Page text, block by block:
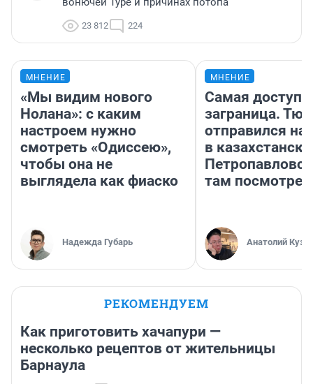
23 812 224
МНЕНИЕ
«Мы видим нового
Нолана»: с каким
настроем нужно
смотреть «Одиссею»,
чтобы она не
выглядела как фиаско
Надежда Губарь
МНЕНИЕ
Самая
заграница.
отправился
в
там
Анатолий
РЕКОМЕНДУЕМ
Как приготовить хачапури —
несколько рецептов от жительницы
Барнаула